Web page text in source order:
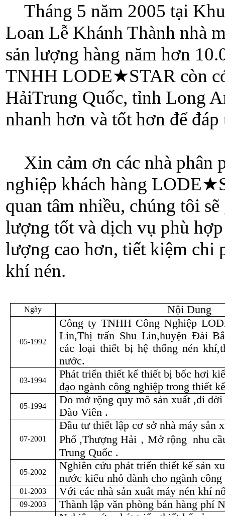
Tháng 5 năm 2005 tại
Loan Lễ Khánh Thành nhà
sản lượng hàng năm hơn
TNHH LODE★STAR còn
HảiTrung Quốc, tỉnh Long
nhanh hơn và tốt hơn để
Xin cảm ơn các nhà phân
nghiệp khách hàng LODE★
quan tâm nhiều, chúng tôi
lượng tốt và dịch vụ phù
lượng cao hơn, tiết kiệm chi
khí nén.
Ngày Nội Dung
05-1992
Công ty TNHH Công Nghiệp
Lin,Thị trấn Shu Lin,huyện Đài
các loại thiết bị hệ thống nén
nước.
03-1994
Phát triển thiết kế thiết bị bốc hơi
đạo ngành công nghiệp trong thiết
05-1994
Do mở rộng quy mô sản xuất ,di
Đào Viên .
07-2001
Đầu tư thiết lập cơ sở nhà máy sản
Phố ,Thượng Hải ，Mở rộng nhu
Trung Quốc .
05-2002
Nghiên cứu phát triển thiết kế sản
nước kiểu nhỏ dành cho ngành
01-2003 Với các nhà sản xuất máy nén khí
09-2003 Thành lập văn phòng bán hàng phí